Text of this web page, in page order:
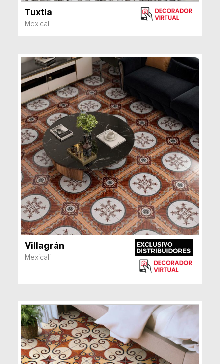
Tuxtla
Mexicali
Villagrán
Mexicali